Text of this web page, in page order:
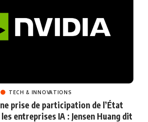
TECH & INNOVATIONS
prise de participation de l’État
entreprises IA : Jensen Huang dit